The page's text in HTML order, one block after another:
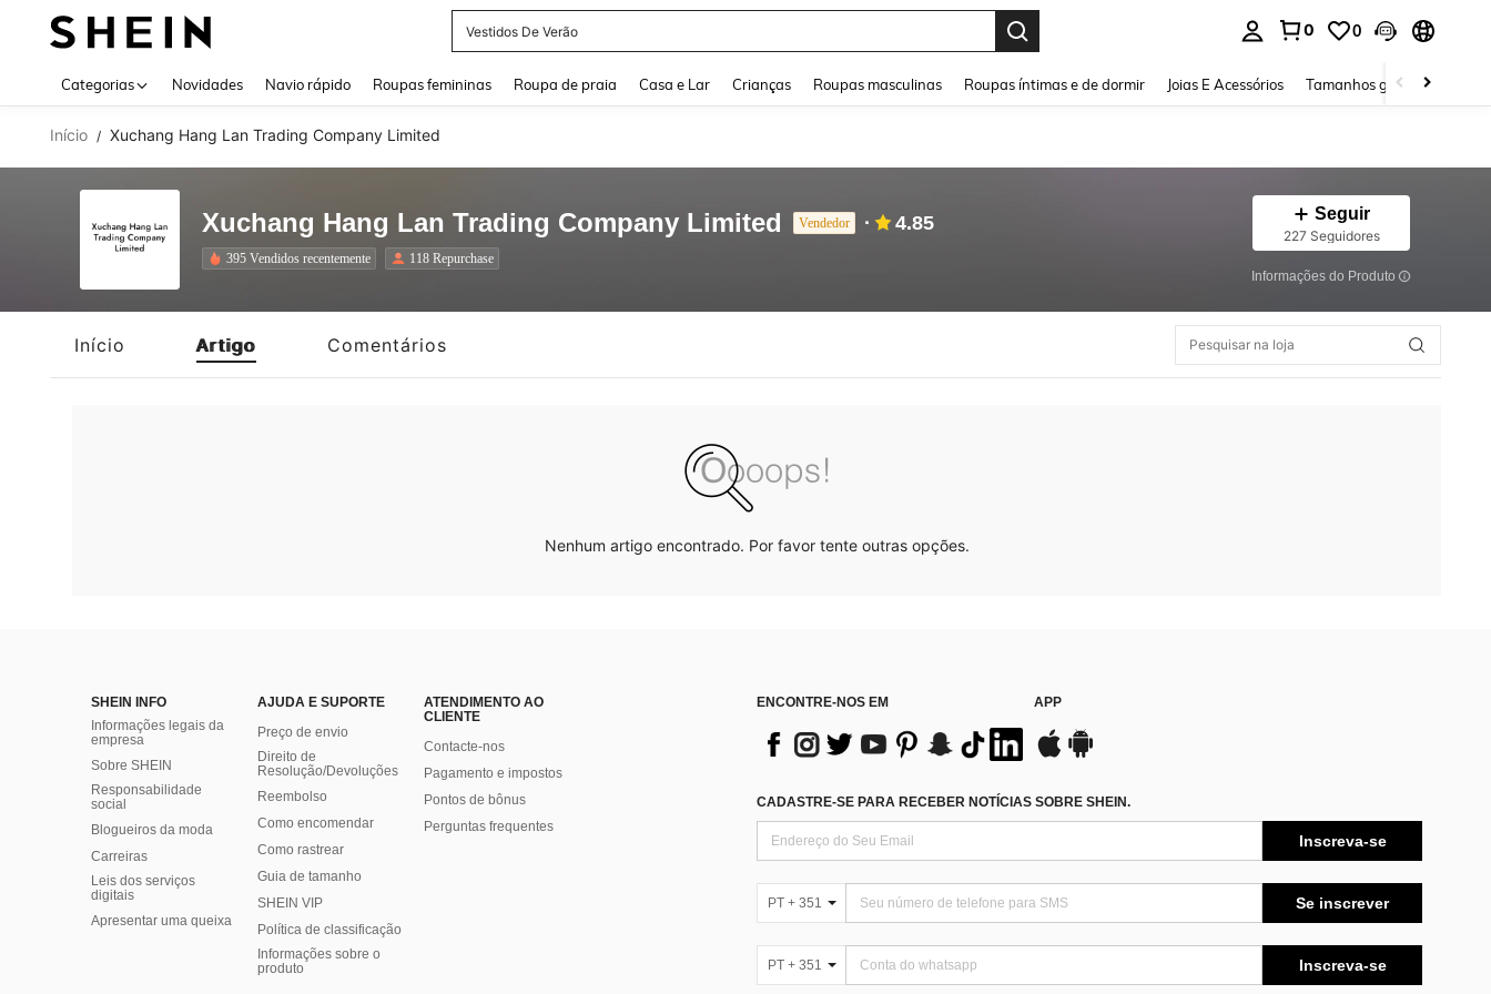
Vestidos De Verão
0 0
Categorias Novidades Navio rápido Roupas femininas Roupa de praia Casa e Lar Crianças Roupas masculinas Roupas íntimas e de dormir Joias E Acessórios Tamanhos grandes
Início / Xuchang Hang Lan Trading Company Limited
Xuchang Hang Lan Trading Company Limited Vendedor 4.85
395 Vendidos recentemente 118 Repurchase
Seguir
227 Seguidores
Informações do Produto
Início Artigo Comentários
Nenhum artigo encontrado. Por favor tente outras opções.
SHEIN INFO
Informações legais da
empresa
Sobre SHEIN
Responsabilidade
social
Blogueiros da moda
Carreiras
Leis dos serviços
digitais
Apresentar uma queixa
AJUDA E SUPORTE
Preço de envio
Direito de
Resolução/Devoluções
Reembolso
Como encomendar
Como rastrear
Guia de tamanho
SHEIN VIP
Política de classificação
​Informações sobre o
produto
ATENDIMENTO AO
CLIENTE
Contacte-nos
Pagamento e impostos
Pontos de bônus
Perguntas frequentes
ENCONTRE-NOS EM APP
CADASTRE-SE PARA RECEBER NOTÍCIAS SOBRE SHEIN.
Inscreva-se
PT + 351 Se inscrever
PT + 351 Inscreva-se